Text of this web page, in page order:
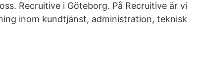
Recruitive i Göteborg. På Recruitive är vi
inom kundtjänst, administration, teknisk